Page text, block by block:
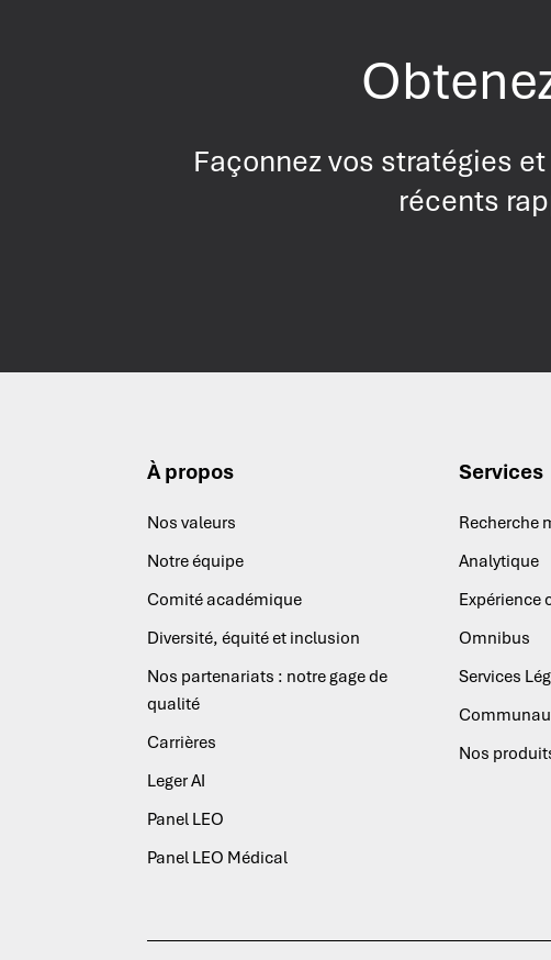
Façonnez vos stratégies
récents
À propos
Nos valeurs
Notre équipe
Comité académique
Diversité, équité et inclusion
Nos partenariats : notre gage de
qualité
Carrières
Leger AI
Panel LEO
Panel LEO Médical
Services
Recherche
Analytique
Expérience
Omnibus
Services
Nos